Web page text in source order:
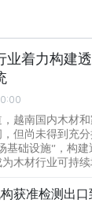
业着力构建
越南国内木材
但尚未得到充分
基础设施”，构建
木材行业可持续
获准检测出